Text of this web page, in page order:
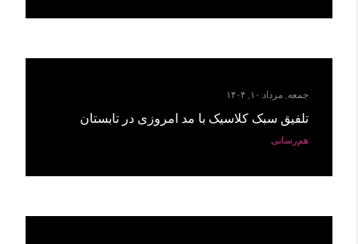
جمعه, مرداد ۱۰, ۱۴۰۴
تلفیق سبک کلاسیک با مد امروزی در تابستان
هم‌رسانی